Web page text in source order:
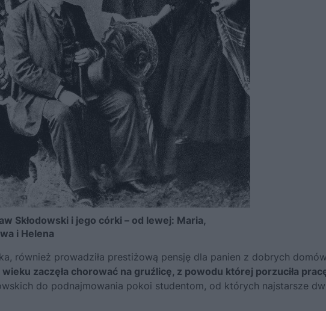
Skłodowski i jego córki – od lewej: Maria,
i Helena
również prowadziła prestiżową pensję dla panien z dobrych
zaczęła chorować na gruźlicę, z powodu której porzuciła
do podnajmowania pokoi studentom, od których najstarsze